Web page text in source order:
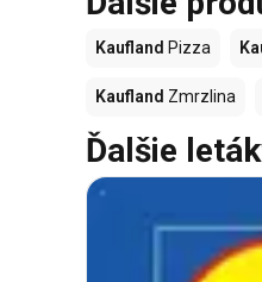
Kaufland Pizza
Kaufland Zmrzlina
Ďalšie